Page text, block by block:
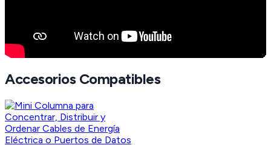
Accesorios Compatibles